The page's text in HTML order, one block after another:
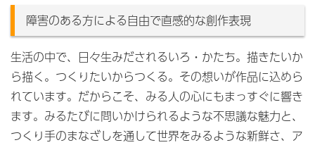
障害のある方による自由で直感的な創作表現
生活の中で、日々生みだされるいろ・かたち。描きたいか
ら描く。つくりたいからつくる。その想いが作品に込めら
れています。だからこそ、みる人の心にもまっすぐに響き
ます。みるたびに問いかけられるような不思議な魅力と、
つくり手のまなざしを通して世界をみるような新鮮さ、ア